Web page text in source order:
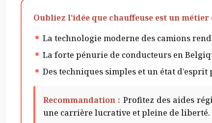
Oubliez l’idée que chauffeuse est un
La technologie moderne des camions
La forte pénurie de conducteurs en
Des techniques simples et un état
Recommandation : Profitez des aides
une carrière lucrative et pleine de liberté.